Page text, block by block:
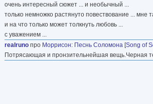
очень интересный сюжет ... и необычный ...
только немножко растянуто повествование ... мне
и на что только может толкнуть любовь ...
с уважением ...
realruno про Моррисон: Песнь Соломона [Song of
Потрясающая и пронзительнейшая вещь.Черная